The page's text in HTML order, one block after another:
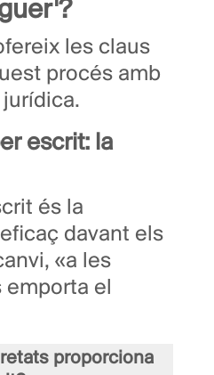
les claus
procés amb
escrit: la
és la
davant els
«a les
emporta el
proporciona